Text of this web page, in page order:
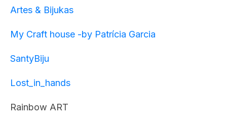
Artes & Bijukas
My Craft house -by Patrícia Garcia
SantyBiju
Lost_in_hands
Rainbow ART